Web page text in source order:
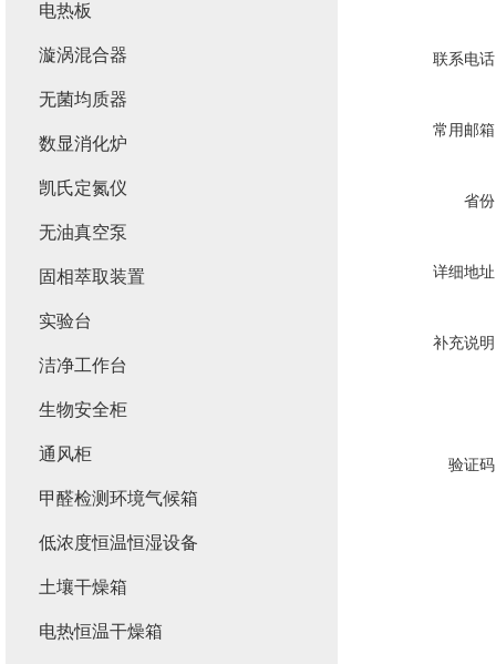
联系电
常用邮
省
详细地
补充说
验证
电热板
漩涡混合器
无菌均质器
数显消化炉
凯氏定氮仪
无油真空泵
固相萃取装置
实验台
洁净工作台
生物安全柜
通风柜
甲醛检测环境气候箱
低浓度恒温恒湿设备
土壤干燥箱
电热恒温干燥箱